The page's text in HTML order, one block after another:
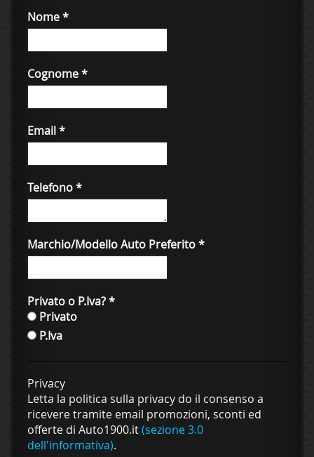
Nome*
Cognome*
Email*
Telefono*
Marchio/Modello Auto Preferito*
Privato o P.Iva?*
Privato
P.Iva
Privacy
Letta la politica sulla privacy do il consenso a
ricevere tramite email promozioni, sconti ed
offerte di Auto1900.it(sezione 3.0
dell'informativa).